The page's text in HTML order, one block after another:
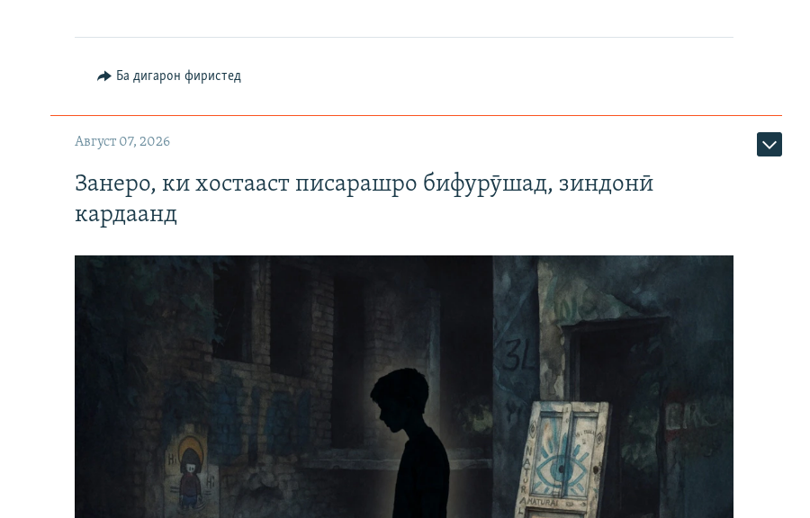
Ба дигарон фиристед
Август 07, 2026
Занеро, ки хостааст писарашро бифурӯшад, зиндонӣ
кардаанд